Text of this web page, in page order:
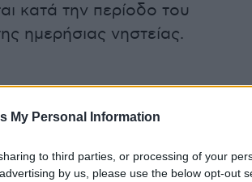
My Personal Information
to third parties, or processing of your
by us, please use the below opt-out
κατά την περίοδο του
ημερήσιας νηστείας.
Μέχρι τέλος Μαΐου 20% των
κατά του κορωνοϊού